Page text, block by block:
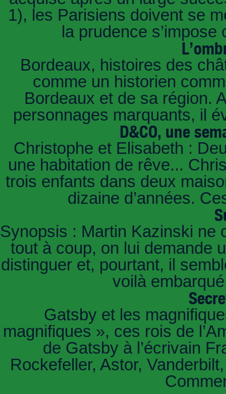
1), les Parisiens doivent se
la prudence
Bordeaux, histoires des
comme un historien
Bordeaux et de sa région.
personnages marquants, il
D&CO, une
Christophe et Elisabeth :
une habitation de rêve...
trois enfants dans deux
dizaine d’années.
Synopsis : Martin Kazinski ne
tout à coup, on lui demande
distinguer et, pourtant, il
voilà
Gatsby et les
magnifiques », ces rois de
de Gatsby à l’écrivain
Rockefeller, Astor,